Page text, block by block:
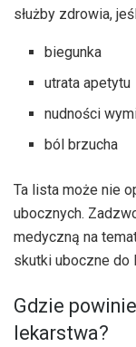
służby zdrowia,
biegunka
utrata apetytu
nudności
ból brzucha
Ta lista może nie
ubocznych.
medyczną na
skutki uboczne do
Gdzie
lekarstwa?